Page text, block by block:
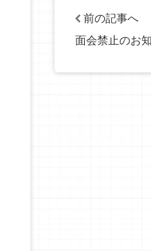
前の記事へ
面会禁止のお